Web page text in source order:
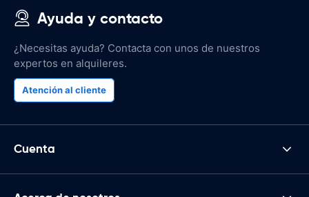
Ayuda y contacto
¿Necesitas ayuda? Contacta con unos de nuestros
expertos en alquileres.
Atención al cliente
Cuenta